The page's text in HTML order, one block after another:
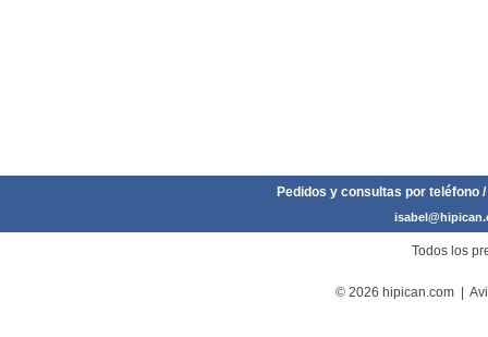
Pedidos y consultas por teléfono
Todos los
© 2026 hipican.com |